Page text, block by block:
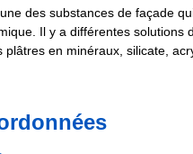
des substances de façade
Il y a différentes solutions
plâtres en minéraux, silicate,